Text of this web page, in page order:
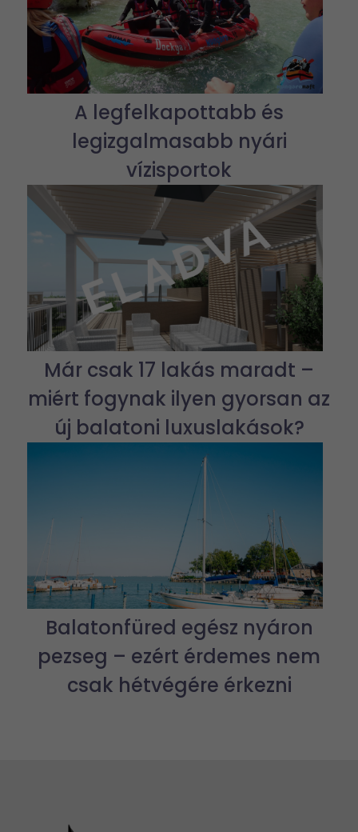
A legfelkapottabb és
legizgalmasabb nyári
vízisportok
Már csak 17 lakás maradt –
miért fogynak ilyen gyorsan az
új balatoni luxuslakások?
Balatonfüred egész nyáron
pezseg – ezért érdemes nem
csak hétvégére érkezni